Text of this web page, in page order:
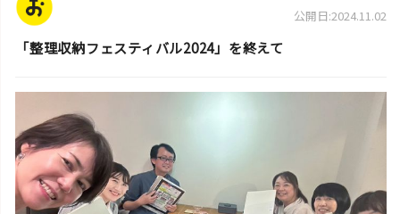
公開日:2024.11.02
「整理収納フェスティバル2024」を終えて